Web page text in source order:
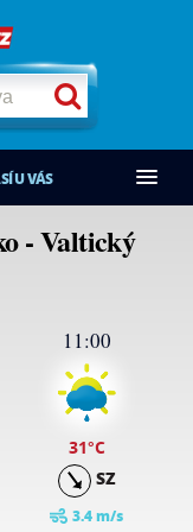
U VÁS
- Valtický
11:00
31°C
SZ
3.4 m/s